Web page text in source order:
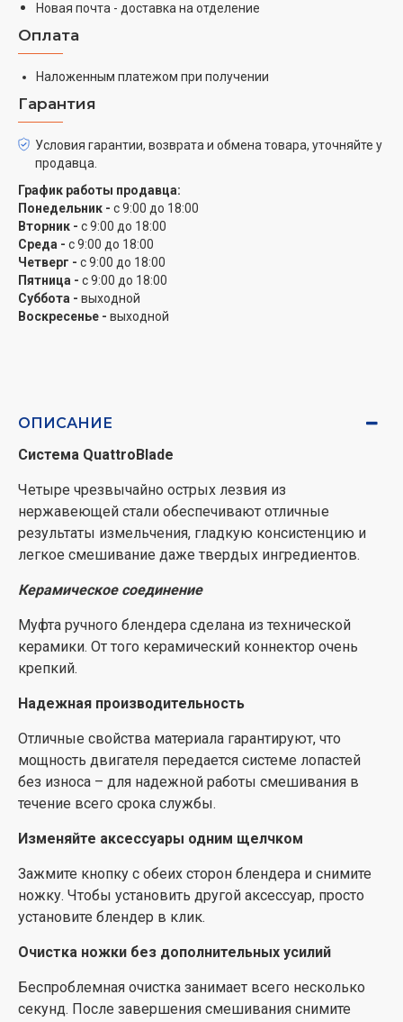
ножку. Чтобы установить другой аксессуар, просто
Очистка ножки без дополнительных усилий
Беспроблемная очистка занимает всего несколько
секунд. После завершения смешивания снимите
ножку для смешивания одним простым щелчком.
Теперь вы можете быстро и легко очистить ее под
проточной водой или посудомоечной машиной.
Bosch – немецкие стандарты качества
Блендеры Bosch разработаны профессиональными
немецкими инженерами, которые известны
Новая почта - доставка на отделение
Оплата
Наложенным платежом при получении
Гарантия
Условия гарантии, возврата и обмена товара, уточняйте у
продавца.
График работы продавца:
Понедельник - с 9:00 до 18:00
Вторник - с 9:00 до 18:00
Среда - с 9:00 до 18:00
Четверг - с 9:00 до 18:00
Пятница - с 9:00 до 18:00
Суббота - выходной
Воскресенье - выходной
ОПИСАНИЕ
Система QuattroBlade
Четыре чрезвычайно острых лезвия из
нержавеющей стали обеспечивают отличные
результаты измельчения, гладкую консистенцию и
легкое смешивание даже твердых ингредиентов.
Керамическое соединение
Муфта ручного блендера сделана из технической
керамики. От того керамический коннектор очень
крепкий.
Надежная производительность
Отличные свойства материала гарантируют, что
мощность двигателя передается системе лопастей
без износа – для надежной работы смешивания в
течение всего срока службы.
Изменяйте аксессуары одним щелчком
Зажмите кнопку с обеих сторон блендера и снимите
ножку. Чтобы установить другой аксессуар, просто
установите блендер в клик.
Очистка ножки без дополнительных усилий
Беспроблемная очистка занимает всего несколько
секунд. После завершения смешивания снимите